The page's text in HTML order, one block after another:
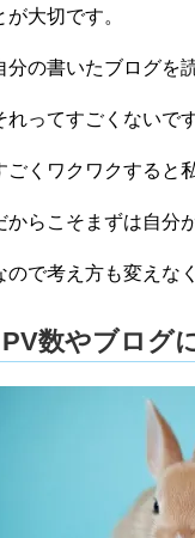
が大切です。
分の書いたブログを
れってすごくないで
ごくワクワクすると
からこそまずは自分
ので考え方も変えな
PV数やブログ